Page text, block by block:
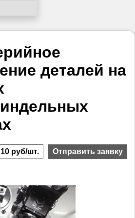
деталей на
Отправить заявку
руб/шт.